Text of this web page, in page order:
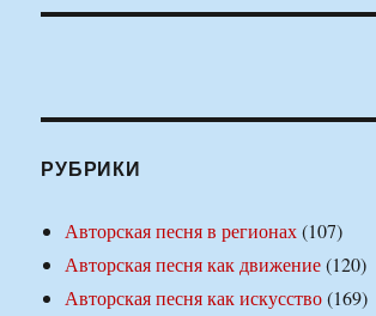
РУБРИКИ
Авторская песня в регионах(107)
Авторская песня как движение(120)
Авторская песня как искусство(169)